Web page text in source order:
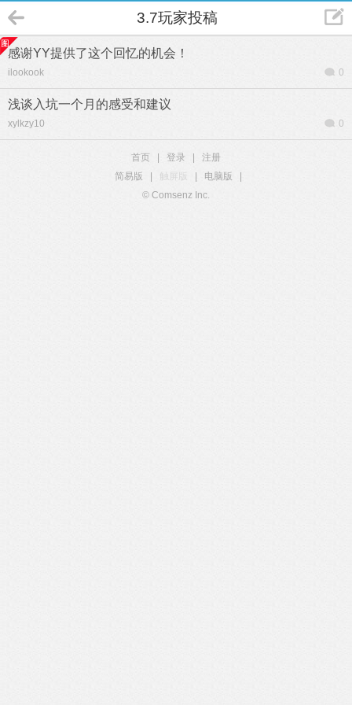
3.7玩家投稿
感谢YY提供了这个回忆的机会！
ilookook 0
浅谈入坑一个月的感受和建议
xylkzy10 0
首页 登录
注册
简易版
触屏版 电脑版
© Comsenz Inc.